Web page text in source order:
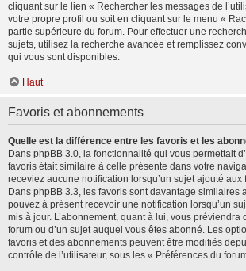
cliquant sur le lien « Rechercher les messages de
votre propre profil ou soit en cliquant sur le menu «
partie supérieure du forum. Pour effectuer une
sujets, utilisez la recherche avancée et remplissez
qui vous sont disponibles.
Haut
Favoris et abonnements
Quelle est la différence entre les favoris et les
Dans phpBB 3.0, la fonctionnalité qui vous permettait
favoris était similaire à celle présente dans votre
receviez aucune notification lorsqu’un sujet ajouté aux
Dans phpBB 3.3, les favoris sont davantage similaires
pouvez à présent recevoir une notification lorsqu’un
mis à jour. L’abonnement, quant à lui, vous préviendra
forum ou d’un sujet auquel vous êtes abonné. Les
favoris et des abonnements peuvent être modifiés
contrôle de l’utilisateur, sous les « Préférences du